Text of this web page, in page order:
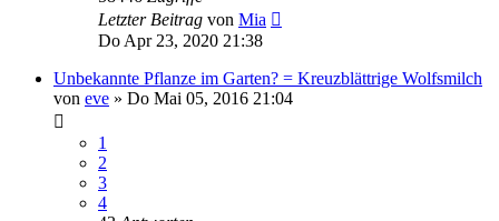
Letzter Beitrag von Mia
Do Apr 23, 2020 21:38
Unbekannte Pflanze im Garten? = Kreuzblättrige Wolfsmilch
von eve » Do Mai 05, 2016 21:04
1
2
3
4